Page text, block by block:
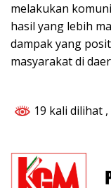
melakukan
hasil yang lebih
dampak yang
masyarakat di
19 kali dilihat